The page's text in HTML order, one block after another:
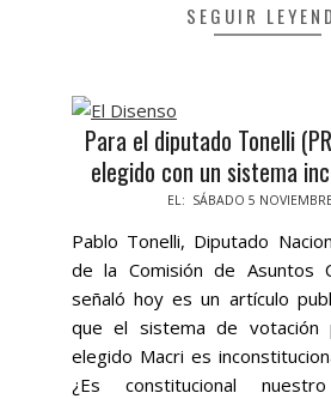
SEGUIR
Para el diputado Tonelli
elegido con un sistema
EL: SÁBADO 5
Pablo Tonelli, Diputado
de la Comisión de Asuntos
señaló hoy es un artículo
que el sistema de
elegido Macri es
¿Es constitucional